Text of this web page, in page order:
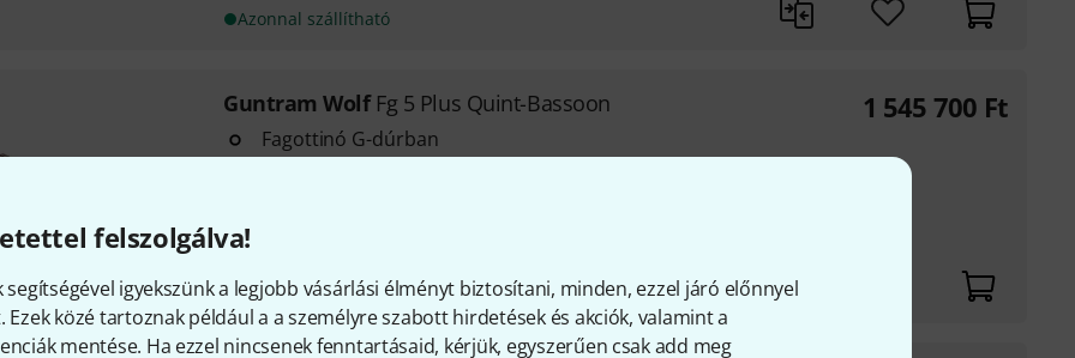
felszolgálva!
segítségével igyekszünk a legjobb vásárlási élményt biztosítani, minden, ezzel járó előnnyel
Ezek közé tartoznak például a a személyre szabott hirdetések és akciók, valamint a
mentése. Ha ezzel nincsenek fenntartásaid, kérjük, egyszerűen csak add meg
Azonnal szállítható
Guntram Wolf Fg 5 Plus Quint-Bassoon
Fagottinó G-dúrban
Azonnal szállítható
1 545 700 Ft